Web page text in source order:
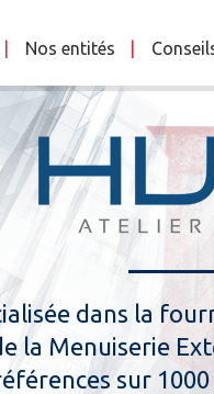
Nos entités
dans la
la Menuiserie
sur